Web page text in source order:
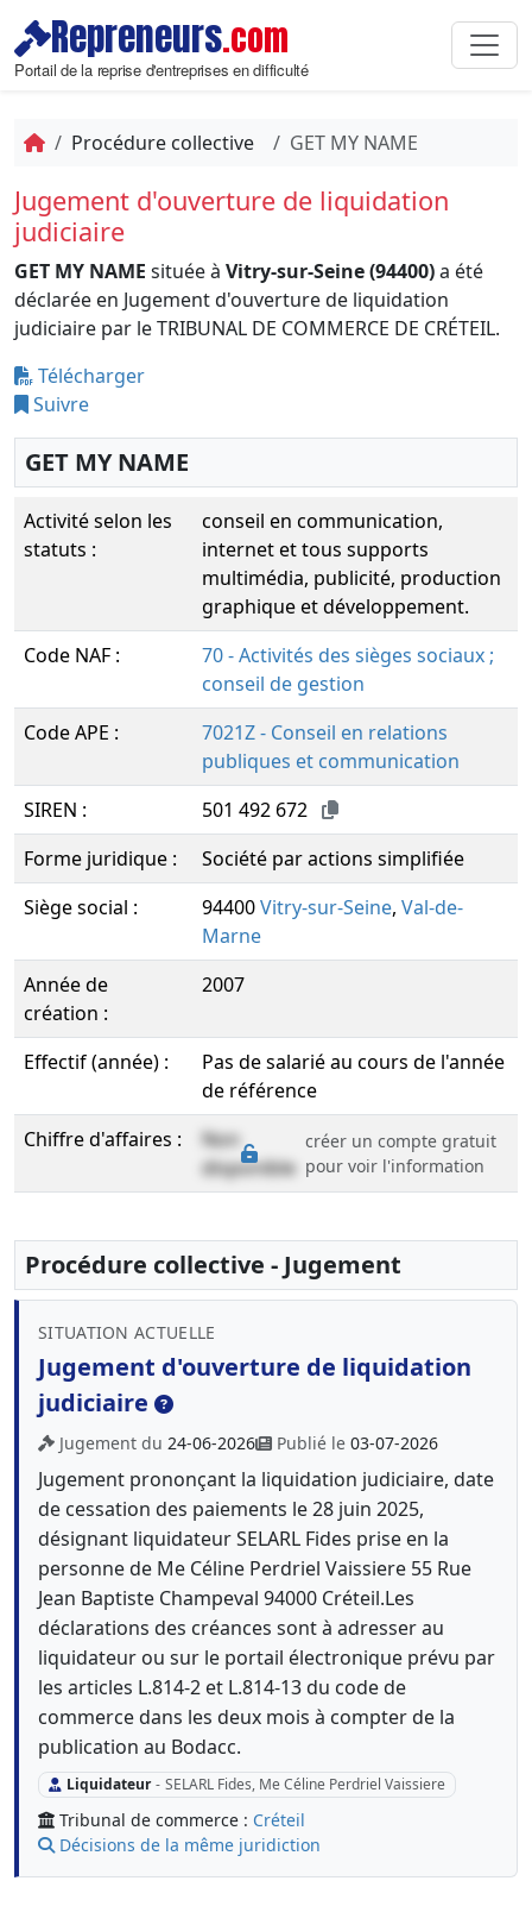
Repreneurs.com
Portail de la reprise d'entreprises en difficulté
Procédure collective GET MY NAME
Jugement d'ouverture de liquidation
judiciaire
GET MY NAME située à Vitry-sur-Seine (94400)a été
déclarée en Jugement d'ouverture de liquidation
judiciaire par le TRIBUNAL DE COMMERCE DE CRÉTEIL.
Télécharger
Suivre
GET MY NAME
Activité selon les
statuts :
conseil en communication,
internet et tous supports
multimédia, publicité, production
graphique et développement.
Code NAF :
70 - Activités des sièges sociaux ;
conseil de gestion
Code APE :
7021Z - Conseil en relations
publiques et communication
SIREN :
501 492 672
Forme juridique :
Société par actions simplifiée
Siège social :
94400Vitry-sur-Seine, Val-de-
Marne
Année de
création :
2007
Effectif (année) :
Pas de salarié au cours de l'année
de référence
Chiffre d'affaires :
Non
disponible
créer un compte gratuit
pour voir l'information
Procédure collective - Jugement
SITUATION ACTUELLE
Jugement d'ouverture de liquidation
judiciaire
Jugement du 24-06-2026 Publié le 03-07-2026
Jugement prononçant la liquidation judiciaire, date
de cessation des paiements le 28 juin 2025,
désignant liquidateur SELARL Fides prise en la
personne de Me Céline Perdriel Vaissiere 55 Rue
Jean Baptiste Champeval 94000 Créteil.Les
déclarations des créances sont à adresser au
liquidateur ou sur le portail électronique prévu par
les articles L.814-2 et L.814-13 du code de
commerce dans les deux mois à compter de la
publication au Bodacc.
Liquidateur - SELARL Fides, Me Céline Perdriel Vaissiere
Tribunal de commerce : Créteil
Décisions de la même juridiction